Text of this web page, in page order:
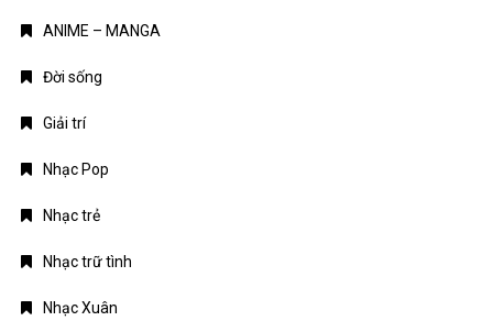
ANIME – MANGA
Đời sống
Giải trí
Nhạc Pop
Nhạc trẻ
Nhạc trữ tình
Nhạc Xuân